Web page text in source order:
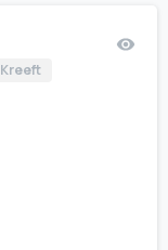
Kreeft